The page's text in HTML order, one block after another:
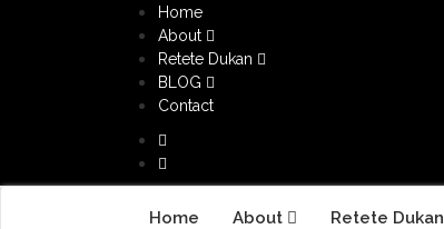
Home
About
Retete Dukan
BLOG
Contact
Home About Retete Dukan